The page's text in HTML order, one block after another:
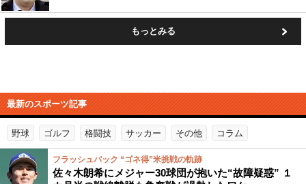
もっとみる
最新のスポーツ記事
野球 ゴルフ 格闘技 サッカー その他 コラム
フラッシュバック “ゴネ得”米挑戦の軌跡
佐々木朗希にメジャー30球団が抱いた“故障疑惑” １